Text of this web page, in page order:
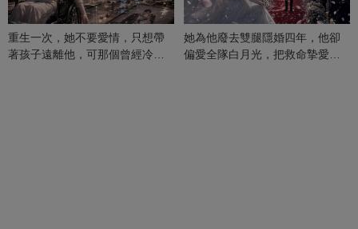
重生一次，她不要愛情，只想帶
著孩子遠離他，可那個曾經冷漠
她為他廢去雙腿隱婚四年，他卻
偏愛全隊白月光，把救命摯愛當